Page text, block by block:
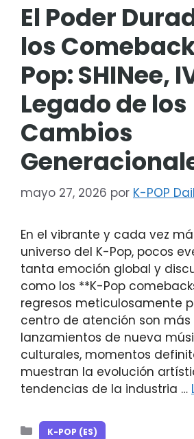
El Poder
los
Pop: SHINee,
Legado de los
Cambios
mayo 27, 2026 por K-POP
En el vibrante y cada vez
universo del K-Pop, pocos
tanta emoción global y
como los **K-Pop
regresos meticulosamente
centro de atención son más
lanzamientos de nueva
culturales, momentos
muestran la evolución
tendencias de la industria …
Categorías
K-POP (ES)